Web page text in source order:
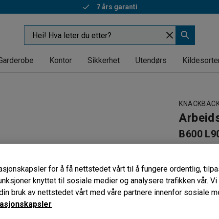
7 års garanti
Kontor Sikkerhet Utendørs
B600
Gir god
Ftalatfri
for å få nettstedet vårt til å fungere ordentlig,
knyttet til sosiale medier og analysere trafikken vår.
bruk av nettstedet vårt med våre partnere innenfor sosiale